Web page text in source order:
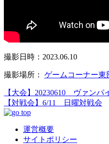
撮影日時：2023.06.10
撮影場所： ゲームコーナー東
【大会】20230610 ヴァン
【対戦会】6/11 日曜対戦会
運営概要
サイトポリシー